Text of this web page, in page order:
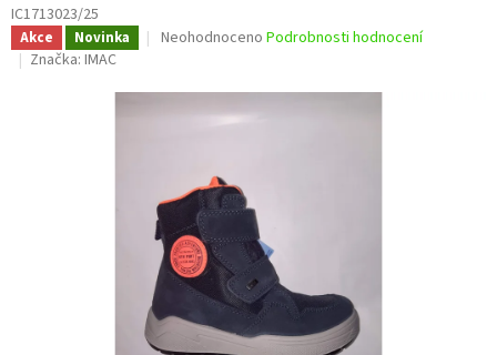
IC1713023/25
Akce Novinka
Průměrné
je
hvězdiček.
Neohodnoceno Podrobnosti hodnocení
Značka: IMAC